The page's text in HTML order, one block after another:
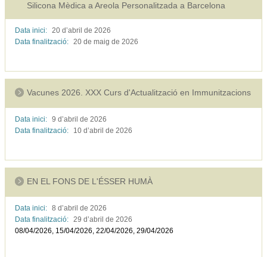
Silicona Mèdica a Areola Personalitzada a Barcelona
Data inici: 20 d’abril de 2026
Data finalització: 20 de maig de 2026
Vacunes 2026. XXX Curs d'Actualització en Immunitzacions
Data inici: 9 d’abril de 2026
Data finalització:
10 d’abril de 2026
EN EL FONS DE L'ÉSSER HUMÀ
Data inici: 8 d’abril de 2026
Data finalització: 29 d’abril de 2026
08/04/2026, 15/04/2026, 22/04/2026, 29/04/2026